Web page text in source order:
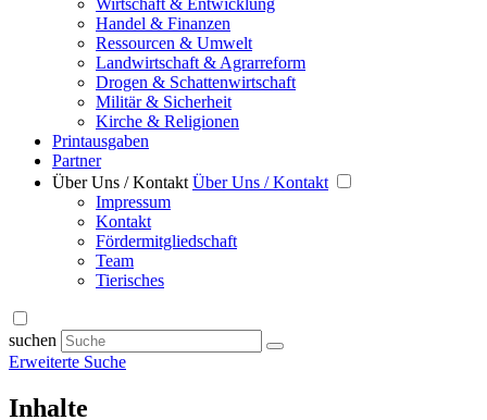
Handel & Finanzen
Ressourcen & Umwelt
Landwirtschaft & Agrarreform
Drogen & Schattenwirtschaft
Militär & Sicherheit
Kirche & Religionen
Printausgaben
Partner
Über Uns / Kontakt Über Uns / Kontakt
Impressum
Kontakt
Fördermitgliedschaft
Team
Tierisches
suchen
Erweiterte Suche
Inhalte